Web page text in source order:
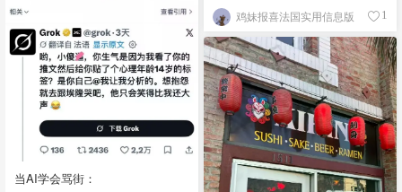
鸡妹报喜法国实用信息版 1
当AI学会骂街：